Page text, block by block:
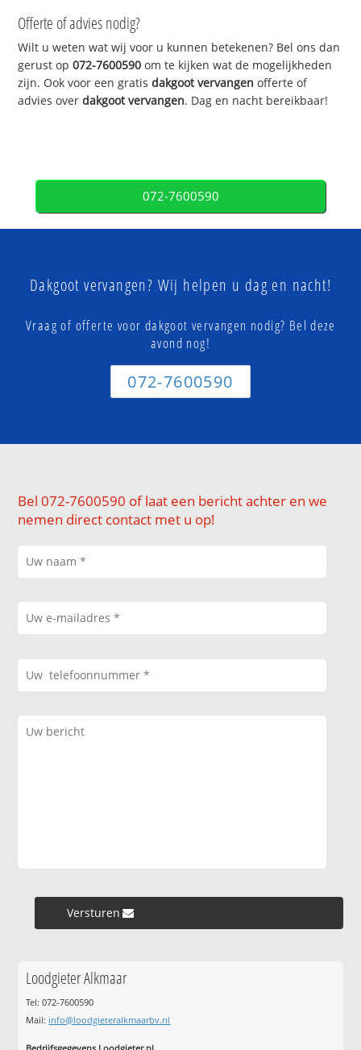
Offerte of advies nodig?
Wilt u weten wat wij voor u kunnen betekenen? Bel ons dan
gerust op072-7600590 om te kijken wat de mogelijkheden
zijn. Ook voor een gratisdakgoot vervangen offerte of
advies overdakgoot vervangen. Dag en nacht bereikbaar!
072-7600590
Dakgoot vervangen? Wij helpen u dag en nacht!
Vraag of offerte voor dakgoot vervangen nodig? Bel deze
avond nog!
072-7600590
Bel 072-7600590 of laat een bericht achter en we
nemen direct contact met u op!
Versturen »
Loodgieter Alkmaar
Tel: 072-7600590
Mail: info@loodgieteralkmaarbv.nl